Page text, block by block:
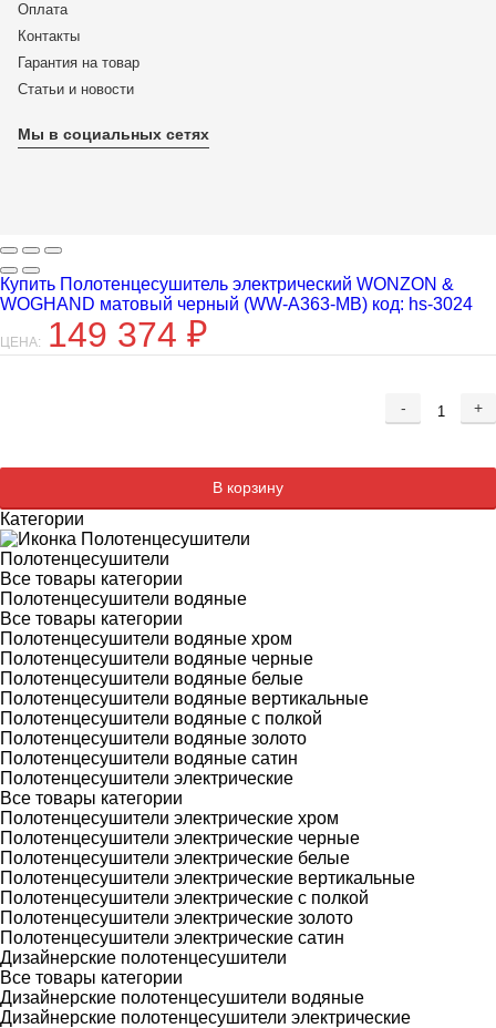
Оплата
Контакты
Гарантия на товар
Статьи и новости
Мы в социальных сетях
Купить Полотенцесушитель электрический WONZON &
WOGHAND матовый черный (WW-A363-MB) код: hs-3024
ЦЕНА: 149 374 ₽
- +
В корзину
Категории
Полотенцесушители
Все товары категории
Полотенцесушители водяные
Все товары категории
Полотенцесушители водяные хром
Полотенцесушители водяные черные
Полотенцесушители водяные белые
Полотенцесушители водяные вертикальные
Полотенцесушители водяные с полкой
Полотенцесушители водяные золото
Полотенцесушители водяные сатин
Полотенцесушители электрические
Все товары категории
Полотенцесушители электрические хром
Полотенцесушители электрические черные
Полотенцесушители электрические белые
Полотенцесушители электрические вертикальные
Полотенцесушители электрические с полкой
Полотенцесушители электрические золото
Полотенцесушители электрические сатин
Дизайнерские полотенцесушители
Все товары категории
Дизайнерские полотенцесушители водяные
Дизайнерские полотенцесушители электрические